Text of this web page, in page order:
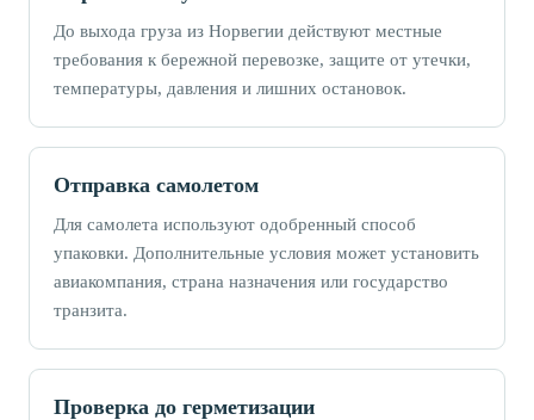
До выхода груза из Норвегии действуют местные
требования к бережной перевозке, защите от утечки,
температуры, давления и лишних остановок.
Отправка самолетом
Для самолета используют одобренный способ
упаковки. Дополнительные условия может установить
авиакомпания, страна назначения или государство
транзита.
Проверка до герметизации